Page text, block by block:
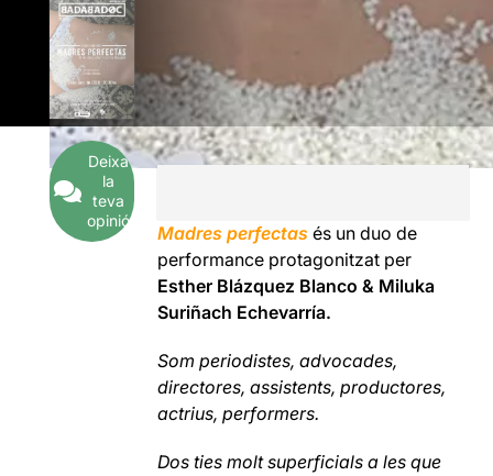
Deixa
la
teva
opinió
Madres perfectas és un duo de
performance protagonitzat per
Esther Blázquez Blanco & Miluka
Suriñach Echevarría.
Som periodistes, advocades,
directores, assistents, productores,
actrius, performers.
Dos ties molt superficials a les que